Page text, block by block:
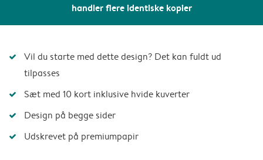
handler flere identiske kopier
Vil du starte med dette design? Det kan fuldt ud
tilpasses
Sæt med 10 kort inklusive hvide kuverter
Design på begge sider
Udskrevet på premiumpapir